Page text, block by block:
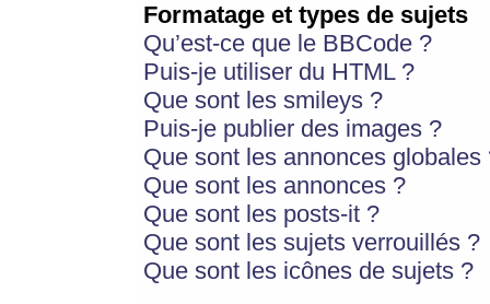
Formatage et types de sujets
Qu’est-ce que le BBCode ?
Puis-je utiliser du HTML ?
Que sont les smileys ?
Puis-je publier des images ?
Que sont les annonces globales
Que sont les annonces ?
Que sont les posts-it ?
Que sont les sujets verrouillés ?
Que sont les icônes de sujets ?